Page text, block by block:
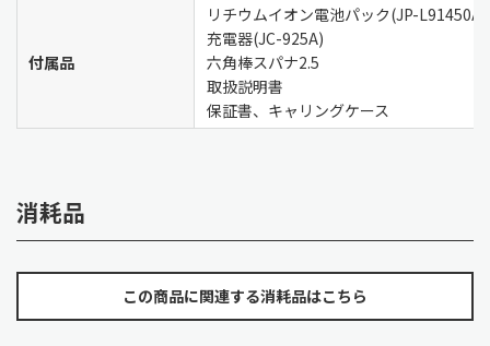
付属品
リチウムイオン電池パック(JP-
充電器(JC-925A)
六角棒スパナ2.5
取扱説明書
保証書、キャリングケース
消耗品
この商品に関連する消耗品はこちら